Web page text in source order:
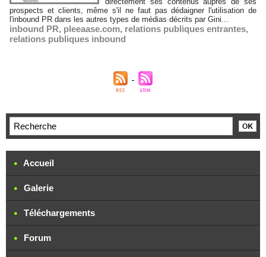
prospects et clients, même s'il ne faut pas dédaigner l'utilisation de
l'inbound PR dans les autres types de médias décrits par Gini...
inbound PR, pleeaase.com, relations publiques entrantes,
relations publiques inbound
Accueil
Galerie
Téléchargements
Forum